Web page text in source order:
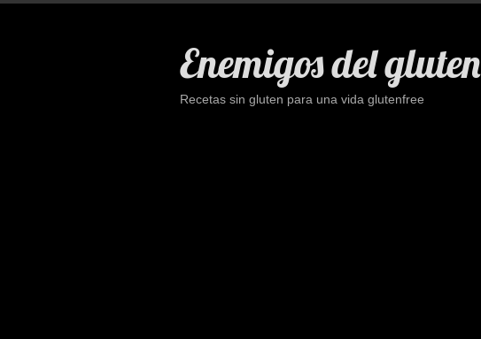
Enemigos del gluten
Recetas sin gluten para una vida glutenfree